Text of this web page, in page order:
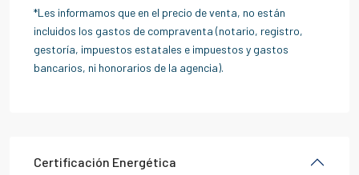
*Les informamos que en el precio de venta, no están
incluidos los gastos de compraventa (notario, registro,
gestoría, impuestos estatales e impuestos y gastos
bancarios, ni honorarios de la agencia).
Certificación Energética